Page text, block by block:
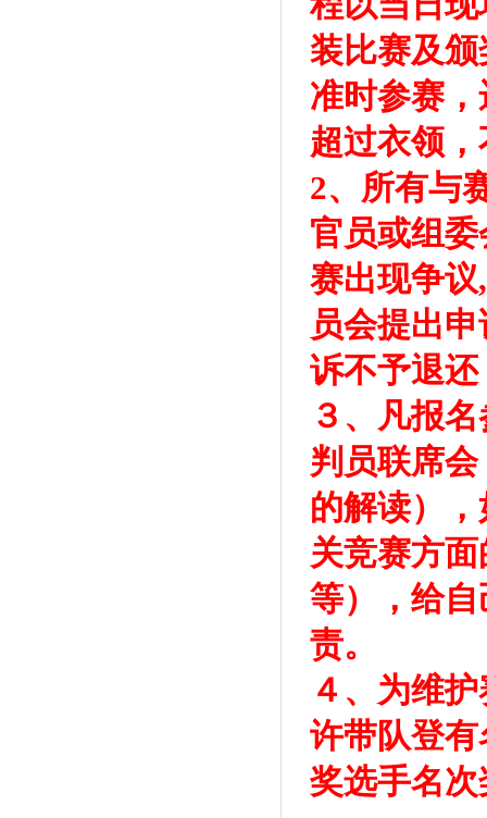
装比赛及
准时参赛
超过衣领
2、所有与
官员或组
赛出现争
员会提出
诉不予退还
３、凡报
判员联席
的解读）
关竞赛方
等），给
责。
４、为维
许带队登
奖选手名